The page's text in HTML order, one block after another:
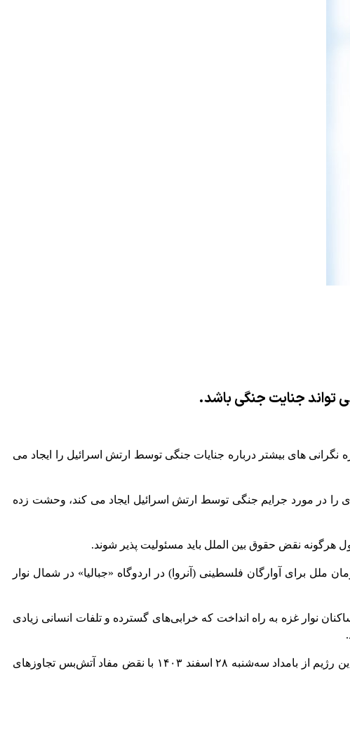
تواند جنایت جنگی باشد.
خصوص گفت: قتل دو هفته پیش ۱۵ پزشک و نیروی اورژانس در غزه نگرانی های بیشتر درباره جنایات جنگی توسط ارتش اسرائیل را ایجاد می
امدادی که نگرانی های بیشتری را در مورد جرایم جنگی توسط ارتش اسرائیل ایجاد می کند، وحشت زده
هرگونه نقض حقوق بین الملل باید مسئولیت پذیر شوند.
ملل برای آوارگان فلسطینی (آنروا) در اردوگاه «جبالیا» در شمال نوار
(۱۵ مهر ۱۴۰۲) تا ۱۹ ژانویه ۲۰۲۵ (۳۰ دی ۱۴۰۳) جنگ ویرانگری را علیه ساکنان نوار غزه به راه انداخت که خرابی‌های گسترده‌ و تلفات انسانی زیادی
در ۱۹ ژانویه ۲۰۲۵ (۳۰ دی ۱۴۰۳) براساس توافقی میان حماس و رژیم صهیونیستی، در نوار غزه آتش‌بس برقرار شد اما ارتش این رژیم از بامداد سه‌شنبه ۲۸ اسفند ۱۴۰۳ با نقض مفاد آتش‌بس تجاوزهای